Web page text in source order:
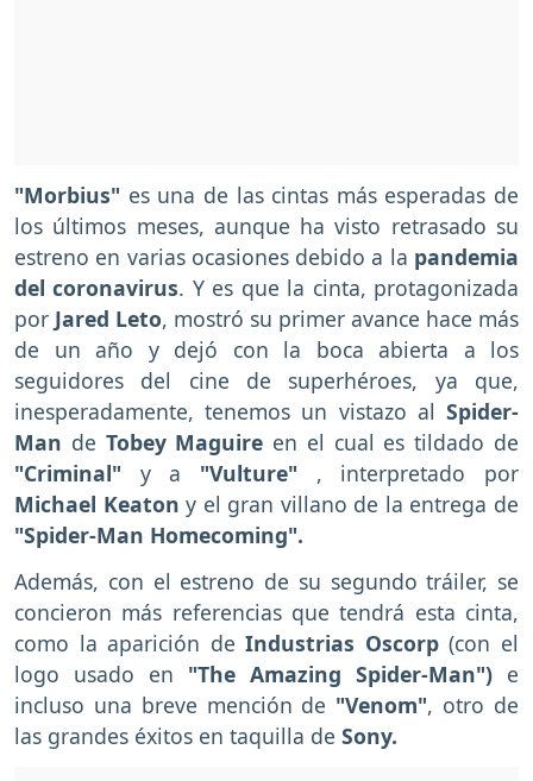
"Morbius" es una de las cintas más esperadas de
los últimos meses, aunque ha visto retrasado su
estreno en varias ocasiones debido a la pandemia
del coronavirus. Y es que la cinta, protagonizada
por Jared Leto, mostró su primer avance hace más
de un año y dejó con la boca abierta a los
seguidores del cine de superhéroes, ya que,
inesperadamente, tenemos un vistazo al Spider-
Man de Tobey Maguire en el cual es tildado de
"Criminal" y a "Vulture" , interpretado por
Michael Keaton y el gran villano de la entrega de
"Spider-Man Homecoming".
Además, con el estreno de su segundo tráiler, se
concieron más referencias que tendrá esta cinta,
como la aparición deIndustrias Oscorp(con el
logo usado en "The Amazing Spider-Man") e
incluso una breve mención de "Venom", otro de
las grandes éxitos en taquilla de Sony.